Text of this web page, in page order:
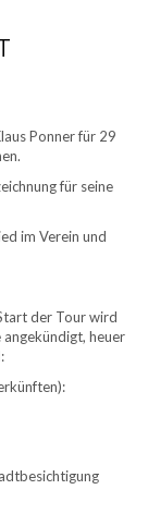
Ponner für 29
für seine
im Verein und
der Tour wird
heuer